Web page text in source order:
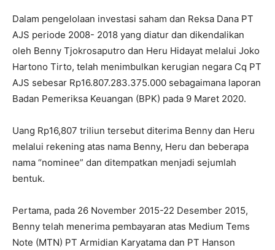
Dalam pengelolaan investasi saham dan Reksa Dana PT
AJS periode 2008- 2018 yang diatur dan dikendalikan
oleh Benny Tjokrosaputro dan Heru Hidayat melalui Joko
Hartono Tirto, telah menimbulkan kerugian negara Cq PT
AJS sebesar Rp16.807.283.375.000 sebagaimana laporan
Badan Pemeriksa Keuangan (BPK) pada 9 Maret 2020.
Uang Rp16,807 triliun tersebut diterima Benny dan Heru
melalui rekening atas nama Benny, Heru dan beberapa
nama “nominee” dan ditempatkan menjadi sejumlah
bentuk.
Pertama, pada 26 November 2015-22 Desember 2015,
Benny telah menerima pembayaran atas Medium Tems
Note (MTN) PT Armidian Karyatama dan PT Hanson